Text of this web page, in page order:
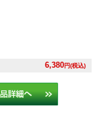
6,380円(税込)